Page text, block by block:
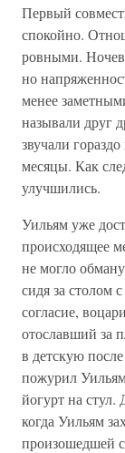
Первый
спокойно.
ровными.
но
менее
называли друг
звучали
месяцы. Как
улучшились.
Уильям уже
происходящее
не могло
сидя за столом
согласие,
отославший за
в детскую
пожурил
йогурт на стул.
когда Уильям
произошедшей